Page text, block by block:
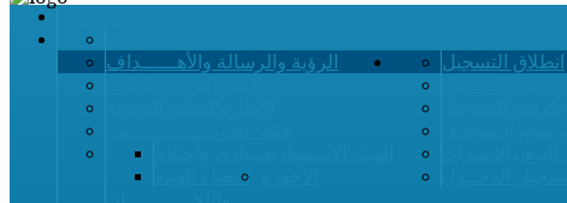
الرؤية والرسالة والأهــــــداف
أعضاء الهيئة
انطلاق التسجيل